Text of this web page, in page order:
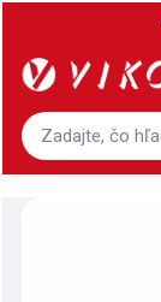
obsah